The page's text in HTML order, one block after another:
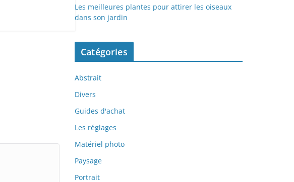
Les meilleures plantes pour attirer les oiseaux
dans son jardin
Catégories
Abstrait
Divers
Guides d'achat
Les réglages
Matériel photo
Paysage
Portrait